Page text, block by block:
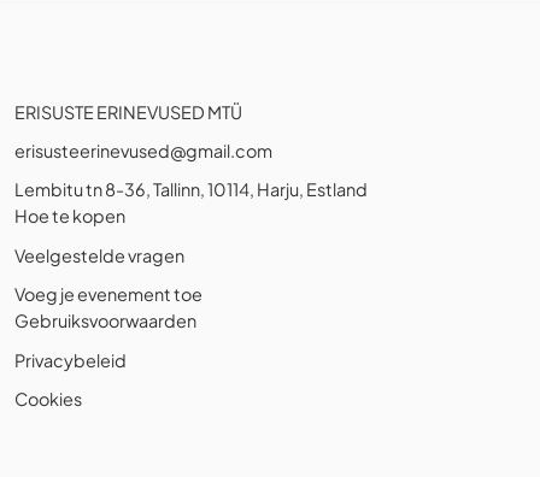
ERISUSTE ERINEVUSED MTÜ
erisusteerinevused@gmail.com
Lembitu tn 8-36, Tallinn, 10114, Harju, Estland
Hoe te kopen
Veelgestelde vragen
Voeg je evenement toe
Gebruiksvoorwaarden
Privacybeleid
Cookies